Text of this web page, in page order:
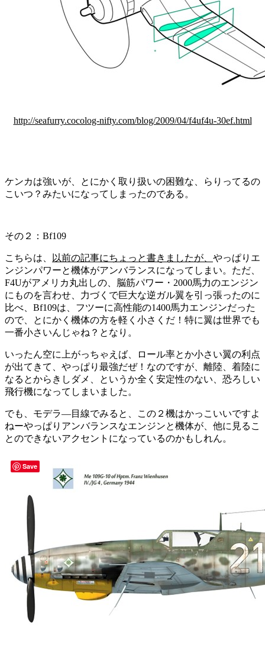
http://seafurry.cocolog-nifty.com/blog/2009/04/f4uf4u-30ef.html
ケンカは強いが、とにかく取り扱いの困難な、らりってるの
こいつ？みたいになってしまったのである。
その２：Bf109
こちらは、 以前の記事にちょっと書きましたが、 やっぱりエ
ンジンパワーと機体がアンバランスになってしまい。ただ、
F4Uがアメリカ丸出しの、脳筋パワー・2000馬力のエンジン
にものを言わせ、力づくで巨大な逆ガル翼を引っ張ったのに
比べ、Bf109は、フツーに高性能の1400馬力エンジンだった
ので、とにかく機体の方を軽く小さくだ！特に翼は世界でも
一番小さいんじゃね？となり。
いったん空に上がっちゃえば、ロール率とか小さい翼の利点
が出てきて、やっぱり最強だぜ！なのですが、離陸、着陸に
なるとからきしダメ、というか全く安定性のない、恐ろしい
飛行機になってしまいました。
でも、モデラ―目線でみると、この２機はかっこいいですよ
ねーやっぱりアンバランスなエンジンと機体が、他に見るこ
とのできないアクセントになっているのかもしれん。
Save